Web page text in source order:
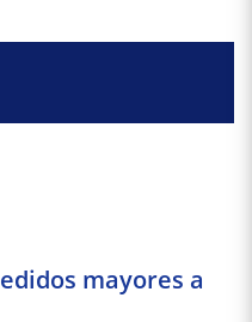
mayores a